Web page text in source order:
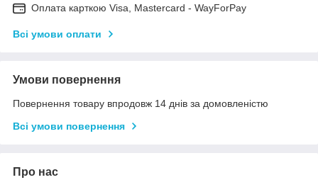
Оплата карткою Visa, Mastercard - WayForPay
Всі умови оплати
Умови повернення
Повернення товару впродовж 14 днів за домовленістю
Всі умови повернення
Про нас